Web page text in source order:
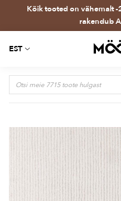
Kõik tooted on vähemalt
rakendub
EST